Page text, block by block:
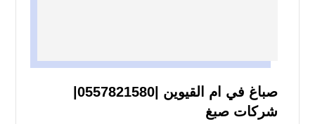
شركات صبغ